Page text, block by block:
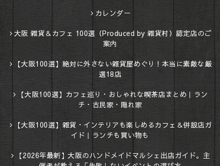
カレンダー
大阪 雑貨＆カフェ 100選（Produced by 雑貨村）認定店のご
案内
【大阪100選】絶対に外さない雑貨屋めぐり！本当に素敵な厳
選18店
【大阪100選】カフェ巡り・おしゃれな喫茶店まとめ｜ラン
チ・古民家・隠れ家
【大阪100選】雑貨・インテリアも楽しめるカフェ＆併設店ガ
イド｜ランチも買い物も
【2026年最新】大阪のハンドメイドマルシェ出店ガイド。主